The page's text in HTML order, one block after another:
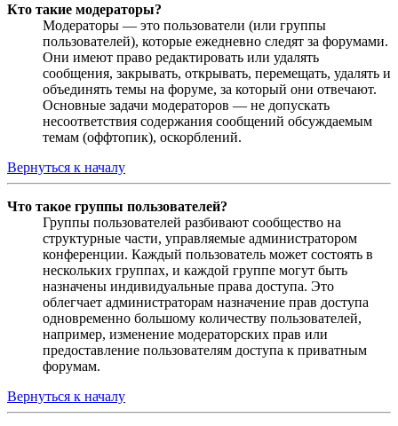
Кто такие модераторы?
Модераторы — это пользователи (или группы
пользователей), которые ежедневно следят за форумами.
Они имеют право редактировать или удалять
сообщения, закрывать, открывать, перемещать, удалять и
объединять темы на форуме, за который они отвечают.
Основные задачи модераторов — не допускать
несоответствия содержания сообщений обсуждаемым
темам (оффтопик), оскорблений.
Вернуться к началу
Что такое группы пользователей?
Группы пользователей разбивают сообщество на
структурные части, управляемые администратором
конференции. Каждый пользователь может состоять в
нескольких группах, и каждой группе могут быть
назначены индивидуальные права доступа. Это
облегчает администраторам назначение прав доступа
одновременно большому количеству пользователей,
например, изменение модераторских прав или
предоставление пользователям доступа к приватным
форумам.
Вернуться к началу